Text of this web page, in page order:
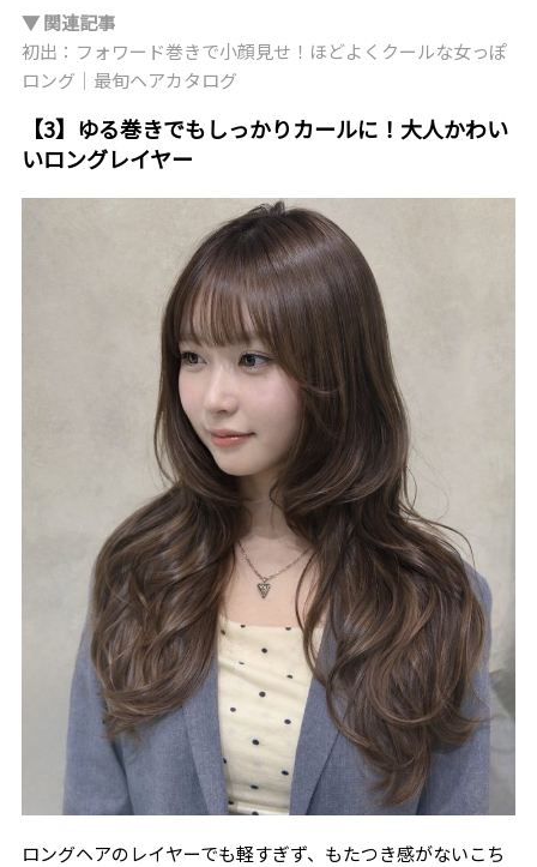
▼ 関連記事
初出：フォワード巻きで小顔見せ！ほどよくクールな女っぽ
ロング｜最旬ヘアカタログ
【3】ゆる巻きでもしっかりカールに！大人かわい
いロングレイヤー
ロングヘアのレイヤーでも軽すぎず、もたつき感がないこち